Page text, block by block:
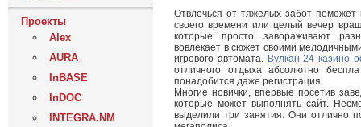
Проекты
Alex
AURA
InBASE
InDOC
INTEGRA.NM
Отвлечься от тяжелых забот поможет
своего времени или целый вечер
которые просто завораживают
вовлекает в сюжет своими
игрового автомата. Вулкан 24 казино
отличного отдыха абсолютно
понадобится даже регистрация.
Многие новички, впервые посетив
которые может выполнять сайт.
выделили три занятия. Они отлично